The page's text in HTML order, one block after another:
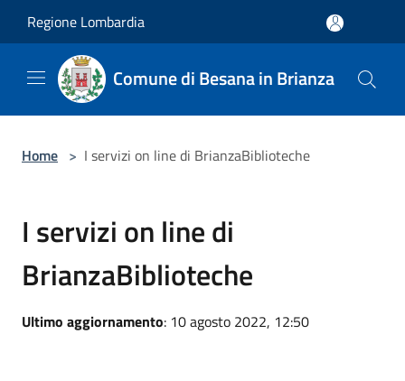
Regione Lombardia
Comune di Besana in Brianza
Home > I servizi on line di BrianzaBiblioteche
I servizi on line di
BrianzaBiblioteche
Ultimo aggiornamento: 10 agosto 2022, 12:50